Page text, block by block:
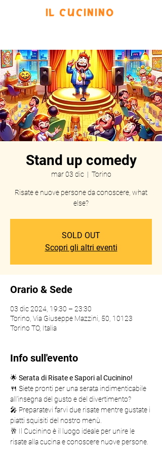
IL CUCININO
Stand up comedy
mar 03 dic
  |
Torino
Risate e nuove persone da conoscere, what
else?
SOLD OUT
Scopri gli altri eventi
Orario & Sede
03 dic 2024, 19:30 – 23:30
Torino, Via Giuseppe Mazzini, 50, 10123
Torino TO, Italia
Info sull'evento
🌟 Serata di Risate e Sapori al Cucinino!
🍴 Siete pronti per una serata indimenticabile
all'insegna del gusto e del divertimento?
🎤 Preparatevi farvi due risate mentre gustate i
piatti squisiti del nostro menù.
🥂 Il Cucinino è il luogo ideale per unire le
risate alla cucina e conoscere nuove persone.